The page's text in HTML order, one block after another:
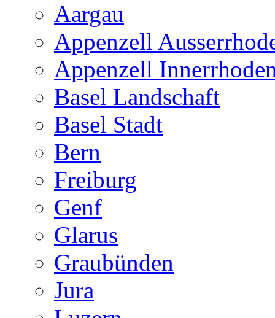
Aargau
Appenzell
Appenzell
Basel Landschaft
Basel Stadt
Bern
Freiburg
Genf
Glarus
Graubünden
Jura